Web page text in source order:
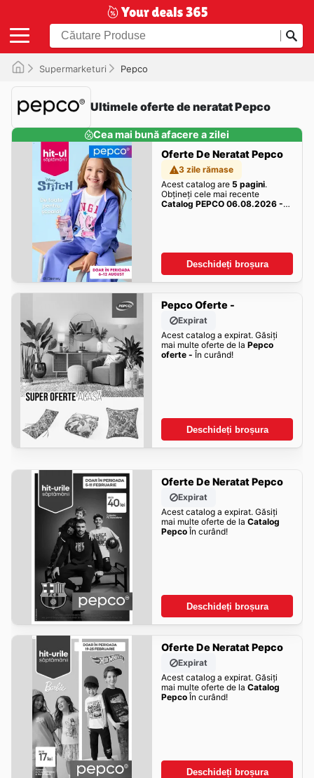
Supermarketuri Pepco
Ultimele oferte de neratat Pepco
Cea mai bună afacere a zilei
Oferte De Neratat Pepco
3 zile rămase
Acest catalog are 5 pagini.
Obțineți cele mai recente
Catalog PEPCO 06.08.2026 -
Deschideți broșura
Pepco Oferte -
Expirat
Acest catalog a expirat. Găsiți
mai multe oferte de la Pepco
oferte - În curând!
Deschideți broșura
Oferte De Neratat Pepco
Expirat
Acest catalog a expirat. Găsiți
mai multe oferte de la Catalog
PepcoÎn curând!
Deschideți broșura
Oferte De Neratat Pepco
Expirat
Acest catalog a expirat. Găsiți
mai multe oferte de la Catalog
PepcoÎn curând!
Deschideți broșura